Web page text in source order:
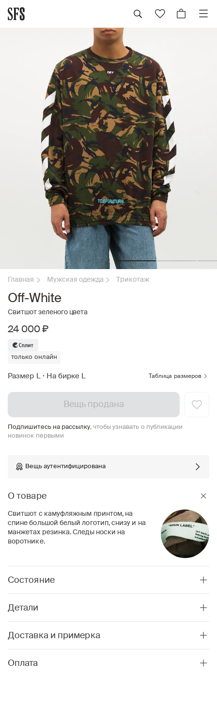
Главная Мужская одежда Трикотаж
Off-White
Свитшот зеленого цвета
24 000 ₽
только онлайн
Размер L • На бирке L Таблица размеров
Вещь продана
Подпишитесь на рассылку, чтобы узнавать о публикации
новинок первыми
Вещь аутентифицирована
О товаре
Свитшот с камуфляжным принтом, на
спине большой белый логотип, снизу и на
манжетах резинка. Следы носки на
воротнике.
Состояние
Детали
Доставка и примерка
Оплата